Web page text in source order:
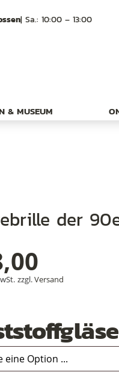
| Sa.: 10:00 – 13:00
& MUSEUM
der
zzgl.Versand